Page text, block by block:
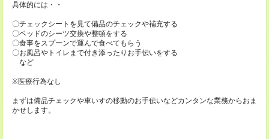
具体的には・・
〇チェックシートを見て備品のチェックや補充する
〇ベッドのシーツ交換や整頓をする
〇食事をスプーンで運んで食べてもらう
〇お風呂やトイレまで付き添ったりお手伝いをする
など
※医療行為なし
まずは備品チェックや車いすの移動のお手伝いなどカンタンな業務からおま
かせします。